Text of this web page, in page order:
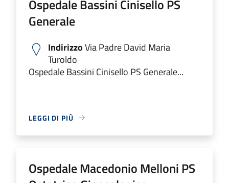
Ospedale Bassini Cinisello PS
Generale
IndirizzoVia Padre David Maria
Turoldo
Ospedale Bassini Cinisello PS Generale...
LEGGI DI PIÙ
Ospedale Macedonio Melloni PS